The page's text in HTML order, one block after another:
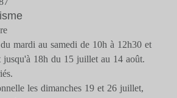
mardi au samedi de 10h à 12h30 et
jusqu'à 18h du 15 juillet au 14 août.
les dimanches 19 et 26 juillet,